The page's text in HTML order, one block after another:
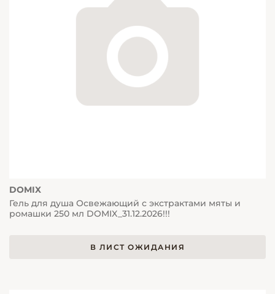
DOMIX
Гель для душа Освежающий с экстрактами мяты и
ромашки 250 мл DOMIX_31.12.2026!!!
В ЛИСТ ОЖИДАНИЯ